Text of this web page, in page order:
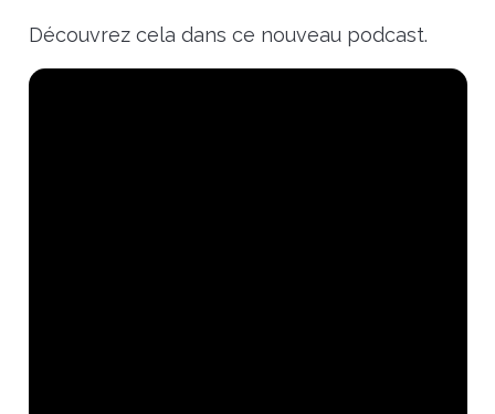
Découvrez cela dans ce nouveau podcast.